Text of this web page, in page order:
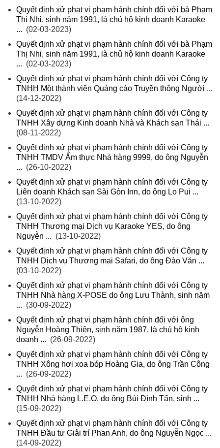
Quyết định xử phạt vi phạm hành chính đối với bà Phạm
Thị Nhi, sinh năm 1991, là chủ hộ kinh doanh Karaoke
... (02-03-2023)
Quyết định xử phạt vi phạm hành chính đối với bà Phạm
Thị Nhi, sinh năm 1991, là chủ hộ kinh doanh Karaoke
... (02-03-2023)
Quyết định xử phạt vi phạm hành chính đối với Công ty
TNHH Một thành viên Quảng cáo Truyền thông Người ...
(14-12-2022)
Quyết định xử phạt vi phạm hành chính đối với Công ty
TNHH Xây dựng Kinh doanh Nhà và Khách sạn Thái ...
(08-11-2022)
Quyết định xử phạt vi phạm hành chính đối với Công ty
TNHH TMDV Ẩm thực Nhà hàng 9999, do ông Nguyễn
... (26-10-2022)
Quyết định xử phạt vi phạm hành chính đối với Công ty
Liên doanh Khách sạn Sài Gòn Inn, do ông Lo Pui ...
(13-10-2022)
Quyết định xử phạt vi phạm hành chính đối với Công ty
TNHH Thương mại Dịch vụ Karaoke YES, do ông
Nguyễn ... (13-10-2022)
Quyết định xử phạt vi phạm hành chính đối với Công ty
TNHH Dịch vụ Thương mại Safari, do ông Đào Văn ...
(03-10-2022)
Quyết định xử phạt vi phạm hành chính đối với Công ty
TNHH Nhà hàng X-POSE do ông Lưu Thành, sinh năm
... (30-09-2022)
Quyết định xử phạt vi phạm hành chính đối với ông
Nguyễn Hoàng Thiện, sinh năm 1987, là chủ hộ kinh
doanh ... (26-09-2022)
Quyết định xử phạt vi phạm hành chính đối với Công ty
TNHH Xông hơi xoa bóp Hoàng Gia, do ông Trần Công
... (26-09-2022)
Quyết định xử phạt vi phạm hành chính đối với Công ty
TNHH Nhà hàng L.E.O, do ông Bùi Đình Tấn, sinh ...
(15-09-2022)
Quyết định xử phạt vi phạm hành chính đối với Công ty
TNHH Đầu tư Giải trí Phan Anh, do ông Nguyễn Ngọc ...
(14-09-2022)